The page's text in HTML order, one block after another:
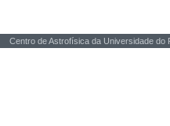
Centro de Astrofísica da Universidade do